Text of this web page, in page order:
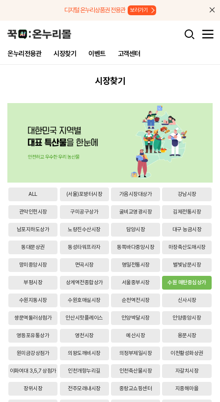
디지털 온누리상품권 전용관 보러가기
온누리전용관 시장찾기 이벤트 고객센터
시장찾기
ALL (서울)포방터시장 가음시장대상가 강남시장
관악인헌시장 구미공구상가 굴비교영광시장 김제전통시장
남포지하도상가 노량진수산시장 담양시장 대구 능금시장
동대문상권 동성타워프라자 동쪽바다중앙시장 마장축산도매시장
망미중앙시장 면곡시장 명일전통시장 별빛남문시장
부평시장 상계역전종합상가 서울중부시장 수원 매탄중심상가
수원지동시장 수원호매실시장 순천역전시장 신사시장
쌍문역둘러상점가 안산시핫플레이스 안양박달시장 안양중앙시장
영등포유통상가 영천시장 예산시장 용문시장
원미금강상점가 의왕도깨비시장 의정부제일시장 이천활성화상권
이화여대 3,5,7 상점가 인천개항누리길 인천축산물시장 자갈치시장
장위시장 전주모래내시장 중랑교쇼핑센터 지중해마을